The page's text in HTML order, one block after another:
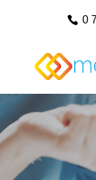
0